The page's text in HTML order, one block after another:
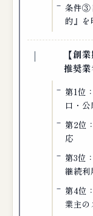
条件③
的』を
【創
推奨
第1位
口・
第2位
応
第3位
継続利
第4位
業主の